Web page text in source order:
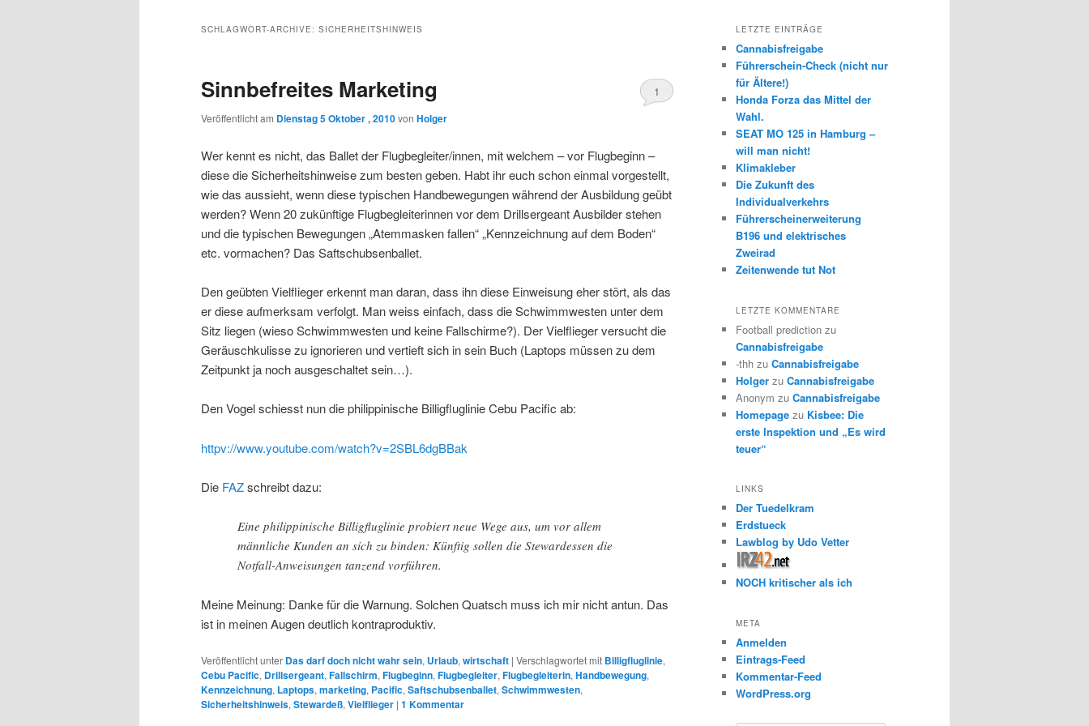
wechseln
SCHLAGWORT-ARCHIVE: SICHERHEITSHINWEIS
Sinnbefreites Marketing
Veröffentlicht am Dienstag 5 Oktober , 2010von Holger
1
Wer kennt es nicht, das Ballet der Flugbegleiter/innen, mit welchem – vor Flugbeginn –
diese die Sicherheitshinweise zum besten geben. Habt ihr euch schon einmal vorgestellt,
wie das aussieht, wenn diese typischen Handbewegungen während der Ausbildung geübt
werden? Wenn 20 zukünftige Flugbegleiterinnen vor dem Drillsergeant Ausbilder stehen
und die typischen Bewegungen „Atemmasken fallen“ „Kennzeichnung auf dem Boden“
etc. vormachen? Das Saftschubsenballet.
Den geübten Vielflieger erkennt man daran, dass ihn diese Einweisung eher stört, als das
er diese aufmerksam verfolgt. Man weiss einfach, dass die Schwimmwesten unter dem
Sitz liegen (wieso Schwimmwesten und keine Fallschirme?). Der Vielflieger versucht die
Geräuschkulisse zu ignorieren und vertieft sich in sein Buch (Laptops müssen zu dem
Zeitpunkt ja noch ausgeschaltet sein…).
Den Vogel schiesst nun die philippinische Billigfluglinie Cebu Pacific ab:
httpv://www.youtube.com/watch?v=2SBL6dgBBak
Die FAZschreibt dazu:
Eine philippinische Billigfluglinie probiert neue Wege aus, um vor allem
männliche Kunden an sich zu binden: Künftig sollen die Stewardessen die
Notfall-Anweisungen tanzend vorführen.
Meine Meinung: Danke für die Warnung. Solchen Quatsch muss ich mir nicht antun. Das
ist in meinen Augen deutlich kontraproduktiv.
Veröffentlicht unter Das darf doch nicht wahr sein, Urlaub, wirtschaft | Verschlagwortet mit Billigfluglinie,
Cebu Pacific, Drillsergeant, Fallschirm, Flugbeginn, Flugbegleiter, Flugbegleiterin, Handbewegung,
Kennzeichnung, Laptops, marketing, Pacific, Saftschubsenballet, Schwimmwesten,
Sicherheitshinweis, Stewardeß, Vielflieger | 1 Kommentar
LETZTE EINTRÄGE
Cannabisfreigabe
Führerschein-Check (nicht nur
für Ältere!)
Honda Forza das Mittel der
Wahl.
SEAT MO 125 in Hamburg –
will man nicht!
Klimakleber
Die Zukunft des
Individualverkehrs
Führerscheinerweiterung
B196 und elektrisches
Zweirad
Zeitenwende tut Not
LETZTE KOMMENTARE
Football prediction zu
Cannabisfreigabe
-thh zu Cannabisfreigabe
Holger zu Cannabisfreigabe
Anonym zu Cannabisfreigabe
Homepage zu Kisbee: Die
erste Inspektion und „Es wird
teuer“
LINKS
Der Tuedelkram
Erdstueck
Lawblog by Udo Vetter
NOCH kritischer als ich
META
Anmelden
Eintrags-Feed
Kommentar-Feed
WordPress.org